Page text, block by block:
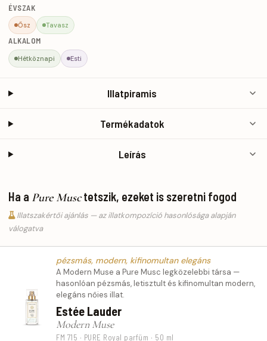
ÉVSZAK
Ősz Tavasz
ALKALOM
Hétköznapi Esti
Illatpiramis
Termékadatok
Leírás
Ha a Pure Musctetszik, ezeket is szeretni fogod
Illatszakértői ajánlás — az illatkompozíció hasonlósága alapján
válogatva
pézsmás, modern, kifinomultan elegáns
A Modern Muse a Pure Musc legközelebbi társa —
hasonlóan pézsmás, letisztult és kifinomultan modern,
elegáns nőies illat.
Estée Lauder
Modern Muse
FM 715 · PURE Royal parfüm · 50 ml